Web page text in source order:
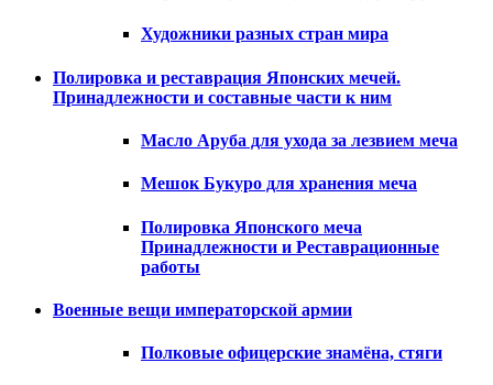
Художники разных стран мира
Полировка и реставрация Японских мечей.
Принадлежности и составные части к ним
Масло Аруба для ухода за лезвием меча
Мешок Букуро для хранения меча
Полировка Японского меча
Принадлежности и Реставрационные
работы
Военные вещи императорской армии
Полковые офицерские знамёна, стяги